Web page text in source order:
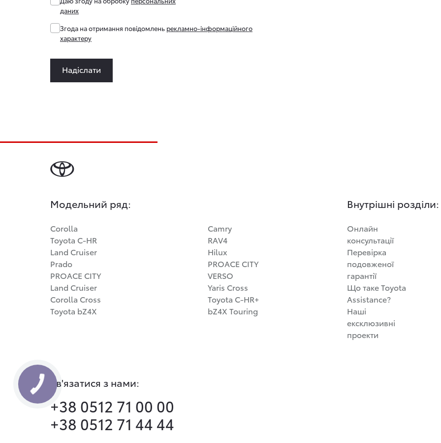
даних
Згода на отримання повідомлень рекламно-інформаційного
характеру
Надіслати
Модельний ряд:
Corolla
Toyota C-HR
Land Cruiser
Prado
PROACE CITY
Land Cruiser
Corolla Cross
Toyota bZ4X
Camry
RAV4
Hilux
PROACE CITY
VERSO
Yaris Cross
Toyota C-HR+
bZ4X Touring
Внутрішні розділи:
Онлайн
консультації
Перевірка
подовженої
гарантії
Що таке Toyota
Assistance?
Наші
ексклюзивні
проекти
Зв'язатися з нами:
+38 0512 71 00 00
+38 0512 71 44 44